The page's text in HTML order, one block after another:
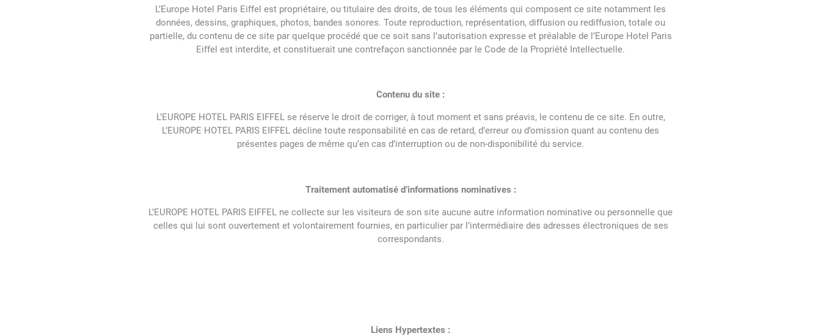
L’Europe Hotel Paris Eiffel est propriétaire, ou titulaire des droits, de tous les éléments qui composent ce site notamment les
données, dessins, graphiques, photos, bandes sonores. Toute reproduction, représentation, diffusion ou rediffusion, totale ou
partielle, du contenu de ce site par quelque procédé que ce soit sans l’autorisation expresse et préalable de l’Europe Hotel Paris
Eiffel est interdite, et constituerait une contrefaçon sanctionnée par le Code de la Propriété Intellectuelle.
Contenu du site :
L’EUROPE HOTEL PARIS EIFFEL se réserve le droit de corriger, à tout moment et sans préavis, le contenu de ce site. En outre,
L’EUROPE HOTEL PARIS EIFFEL décline toute responsabilité en cas de retard, d’erreur ou d’omission quant au contenu des
présentes pages de même qu’en cas d’interruption ou de non-disponibilité du service.
Traitement automatisé d’informations nominatives :
L’EUROPE HOTEL PARIS EIFFEL ne collecte sur les visiteurs de son site aucune autre information nominative ou personnelle que
celles qui lui sont ouvertement et volontairement fournies, en particulier par l’intermédiaire des adresses électroniques de ses
correspondants.
Liens Hypertextes :